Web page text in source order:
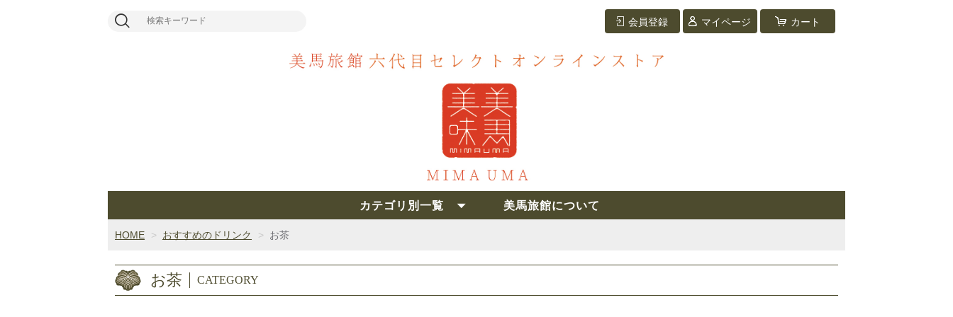
会員登録 マイページ カート
カテゴリ別一覧 美馬旅館について
HOME おすすめのドリンク お茶
CATEGORY
お茶